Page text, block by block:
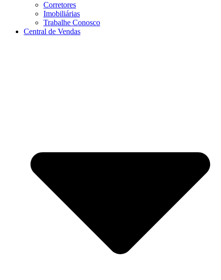
Corretores
Imobiliárias
Trabalhe Conosco
Central de Vendas